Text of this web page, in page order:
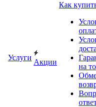
Услуги
Акции
Как
на